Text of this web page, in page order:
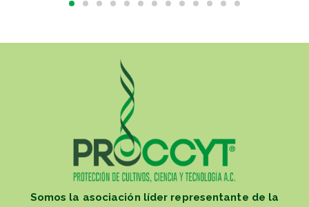
Somos la asociación líder representante de la